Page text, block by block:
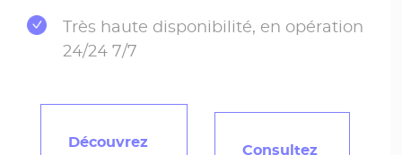
Très haute disponibilité, en opération
24/24 7/7
Découvrez
Consultez